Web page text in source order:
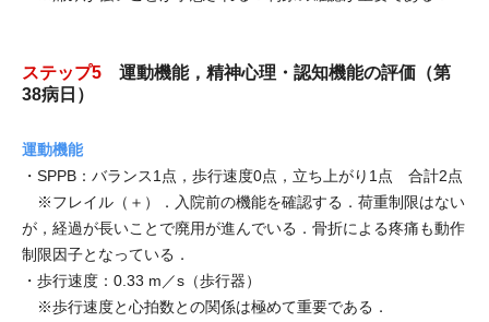
ステップ5 運動機能，精神心理・認知機能の評価（第
38病日）
運動機能
・SPPB：バランス1点，歩行速度0点，立ち上がり1点 合計2点
※フレイル（＋）．入院前の機能を確認する．荷重制限はない
が，経過が長いことで廃用が進んでいる．骨折による疼痛も動作
制限因子となっている．
・歩行速度：0.33 m／s（歩行器）
※歩行速度と心拍数との関係は極めて重要である．